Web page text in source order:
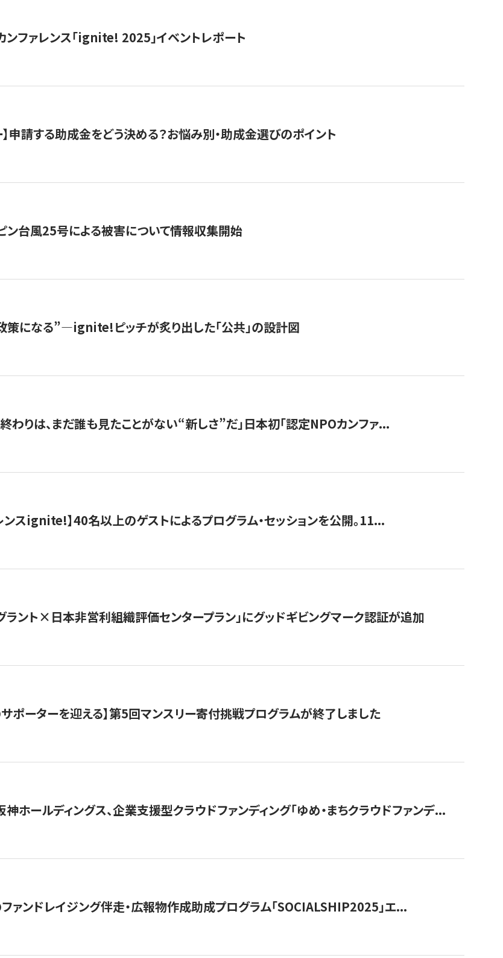
ファレンス「ignite! 2025」イベントレポート
申請する助成金をどう決める？お悩み別・助成金選びのポイント
ピン台風25号による被害について情報収集開始
になる”—ignite!ピッチが炙り出した「公共」の設計図
りは、まだ誰も見たことがない“新しさ”だ」日本初「認定NPOカンファ...
ンスignite!】40名以上のゲストによるプログラム・セッションを公開。11...
グラント×日本非営利組織評価センタープラン」にグッドギビングマーク認証が追加
ポーターを迎える】​​第5回マンスリー寄付挑戦プログラムが終了しました
ホールディングス、企業支援型クラウドファンディング「ゆめ・まちクラウドファンデ...
ァンドレイジング伴走・広報物作成助成プログラム「SOCIALSHIP2025」エ...